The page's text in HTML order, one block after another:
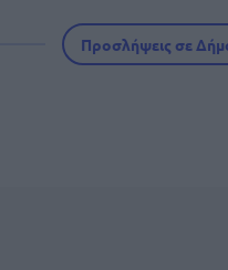
Προσλήψεις σε